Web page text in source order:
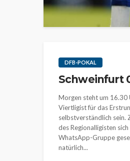
DFB-POKAL
Schweinfurt
Morgen steht um 16.30
Viertligist für das
selbstverständlich sein.
des Regionalligisten
WhatsApp-Gruppe
natürlich...